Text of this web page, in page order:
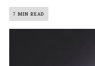
7 MIN READ